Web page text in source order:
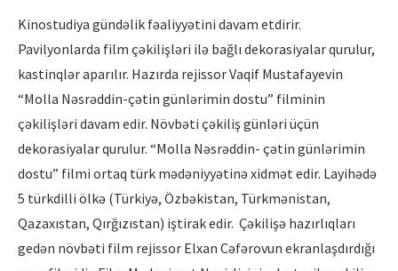
Kinostudiya gündəlik fəaliyyətini davam etdirir.
Pavilyonlarda film çəkilişləri ilə bağlı dekorasiyalar qurulur,
kastinqlər aparılır. Hazırda rejissor Vaqif Mustafayevin
“Molla Nəsrəddin-çətin günlərimin dostu” filminin
çəkilişləri davam edir. Növbəti çəkiliş günləri üçün
dekorasiyalar qurulur. “Molla Nəsrəddin- çətin günlərimin
dostu” filmi ortaq türk mədəniyyətinə xidmət edir. Layihədə
5 türkdilli ölkə (Türkiyə, Özbəkistan, Türkmənistan,
Qazaxıstan, Qırğızıstan) iştirak edir. Çəkilişə hazırlıqları
gedən növbəti film rejissor Elxan Cəfərovun ekranlaşdırdığı